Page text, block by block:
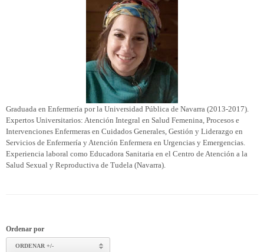
Graduada en Enfermería por la Universidad Pública de Navarra (2013-2017).
Expertos Universitarios: Atención Integral en Salud Femenina, Procesos e
Intervenciones Enfermeras en Cuidados Generales, Gestión y Liderazgo en
Servicios de Enfermería y Atención Enfermera en Urgencias y Emergencias.
Experiencia laboral como Educadora Sanitaria en el Centro de Atención a la
Salud Sexual y Reproductiva de Tudela (Navarra).
Ordenar por
ORDENAR +/-